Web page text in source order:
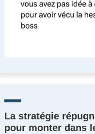
La stratégie
pour monter dans